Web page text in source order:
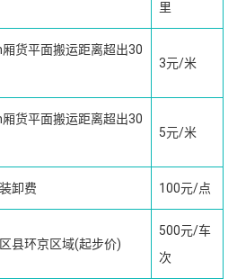
里
厢货平面搬运距离超出30
3元/米
货平面搬运距离超出30
5元/米
卸费 100元/点
县环京区域(起步价)
500元/车
次